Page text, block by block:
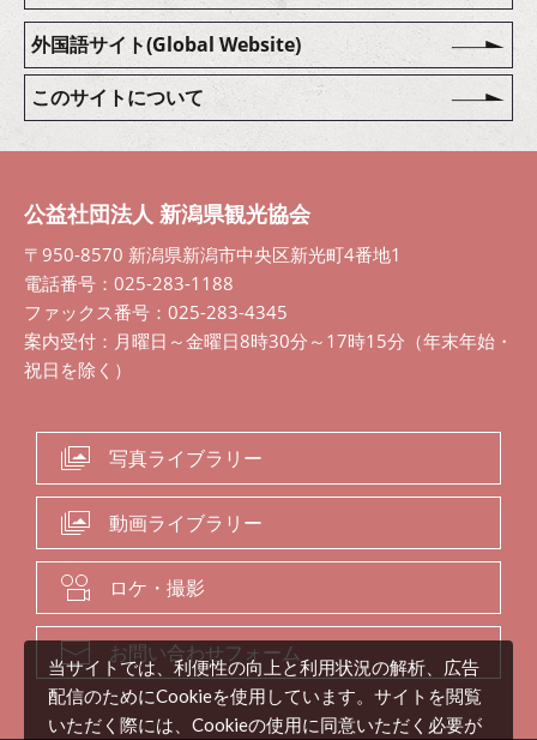
外国語サイト(Global Website)
このサイトについて
公益社団法人 新潟県観光協会
〒950-8570 新潟県新潟市中央区新光町4番地1
電話番号：025-283-1188
ファックス番号：025-283-4345
案内受付：月曜日～金曜日8時30分～17時15分（年末年始・
祝日を除く）
写真ライブラリー
動画ライブラリー
ロケ・撮影
お問い合わせフォーム
当サイトでは、利便性の向上と利用状況の解析、広告
配信のためにCookieを使用しています。サイトを閲覧
いただく際には、Cookieの使用に同意いただく必要が